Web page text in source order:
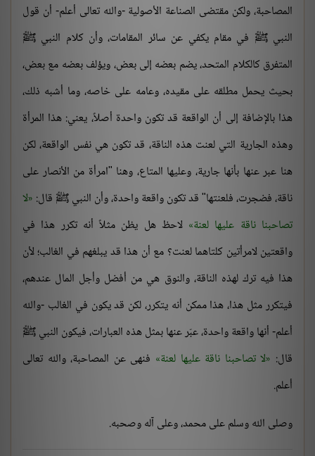
المصاحبة، ولكن مقتضى الصناعة الأصولية -والله تعالى أعلم- أن قول
النبي ﷺ في مقام يكفي عن سائر المقامات، وأن كلام النبي ﷺ
المتفرق كالكلام المتحد، يضم بعضه إلى بعض، ويؤلف بعضه مع بعض،
بحيث يحمل مطلقه على مقيده، وعامه على خاصه، وما أشبه ذلك،
هذا بالإضافة إلى أن الواقعة قد تكون واحدة أصلاً، يعني: هذا المرأة
وهذه الجارية التي لعنت هذه الناقة، قد تكون هي نفس الواقعة، لكن
هنا عبر عنها بأنها جارية، وعليها المتاع، وهنا "امرأة من الأنصار على
ناقة، فضجرت، فلعنتها" قد تكون واقعة واحدة، وأن النبي ﷺ قال: لا
تصاحبنا ناقة عليها لعنة لاحظ هل يظن مثلاً أنه تكرر هذا في
واقعتين لامرأتين كلتاهما لعنت؟ مع أن هذا قد يبلغهم في الغالب؛ لأن
هذا فيه ترك لهذه الناقة، والنوق هي من أفضل وأجل المال عندهم،
فيتكرر مثل هذا، هذا ممكن أنه يتكرر، لكن قد يكون في الغالب -والله
أعلم- أنها واقعة واحدة، عبّر عنها بمثل هذه العبارات، فيكون النبي ﷺ
قال: لا تصاحبنا ناقة عليها لعنة فنهى عن المصاحبة، والله تعالى
أعلم.
وصلى الله وسلم على محمد، وعلى آله وصحبه.